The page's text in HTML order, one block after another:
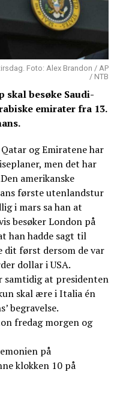
Foto: Alex Brandon / AP
/ NTB
skal besøke Saudi-
emirater fra 13.
og Emiratene har
men det har
amerikanske
første utenlandstur
i mars sa han at
besøker London på
han hadde sagt til
dit først dersom de var
dollar i USA.
samtidig at presidenten
skal ære i Italia én
begravelse.
fredag morgen og
på
klokken 10 på